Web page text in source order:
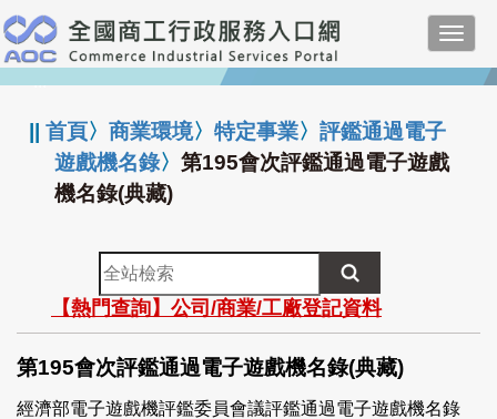
跳
到
主
要
:::
||首頁〉商業環境〉特定事業〉評鑑通過電子
遊戲機名錄〉第195會次評鑑通過電子遊戲
機名錄(典藏)
全
站
檢
索
【熱門查詢】公司/商業/工廠登記資料
第195會次評鑑通過電子遊戲機名錄(典藏)
經濟部電子遊戲機評鑑委員會議評鑑通過電子遊戲機名錄